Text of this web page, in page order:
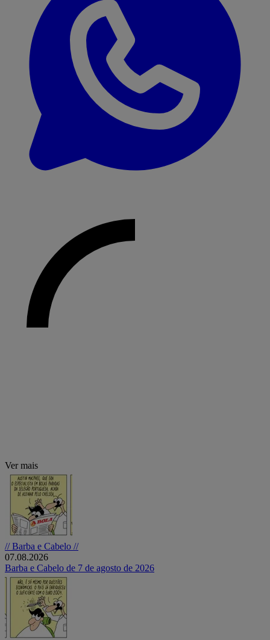
Ver mais
// Barba e Cabelo //
07.08.2026
Barba e Cabelo de 7 de agosto de 2026